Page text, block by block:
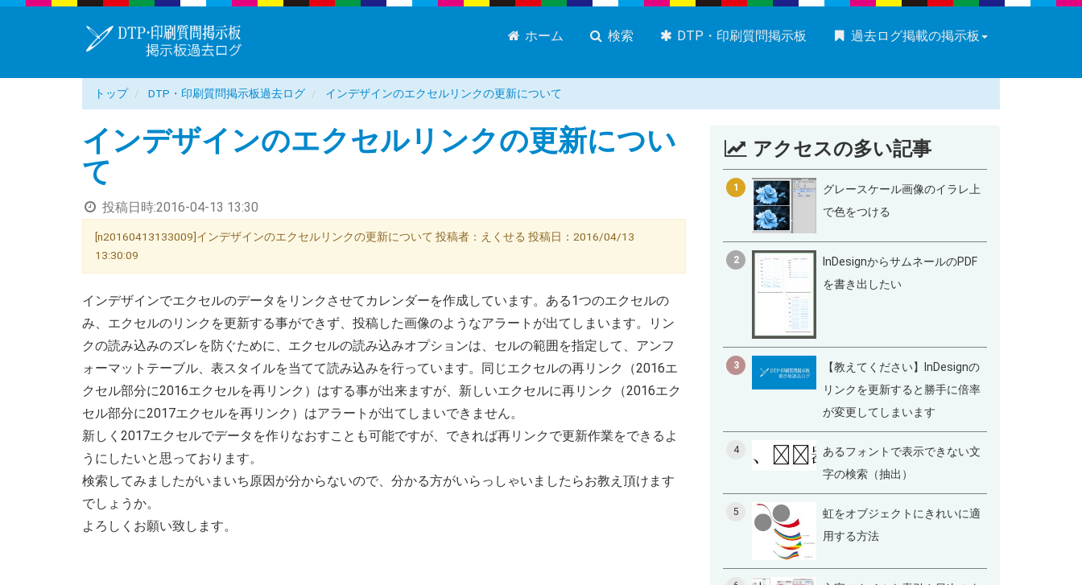
ホーム 検索 DTP・印刷質問掲示板 過去ログ掲載の掲示板
トップ DTP・印刷質問掲示板過去ログ インデザインのエクセルリンクの更新について
インデザインのエクセルリンクの更新につい
て
投稿日時:2016-04-13 13:30
[n20160413133009]インデザインのエクセルリンクの更新について 投稿者：えくせる 投稿日：2016/04/13
13:30:09
インデザインでエクセルのデータをリンクさせてカレンダーを作成しています。ある1つのエクセルの
み、エクセルのリンクを更新する事ができず、投稿した画像のようなアラートが出てしまいます。リン
クの読み込みのズレを防ぐために、エクセルの読み込みオプションは、セルの範囲を指定して、アンフ
ォーマットテーブル、表スタイルを当てて読み込みを行っています。同じエクセルの再リンク（2016エ
クセル部分に2016エクセルを再リンク）はする事が出来ますが、新しいエクセルに再リンク（2016エク
セル部分に2017エクセルを再リンク）はアラートが出てしまいできません。
新しく2017エクセルでデータを作りなおすことも可能ですが、できれば再リンクで更新作業をできるよ
うにしたいと思っております。
検索してみましたがいまいち原因が分からないので、分かる方がいらっしゃいましたらお教え頂けます
でしょうか。
よろしくお願い致します。
アクセスの多い記事
1
グレースケール画像のイラレ上
で色をつける
2
InDesignからサムネールのPDF
を書き出したい
3
【教えてください】InDesignの
リンクを更新すると勝手に倍率
が変更してしまいます
4
あるフォントで表示できない文
字の検索（抽出）
5
虹をオブジェクトにきれいに適
用する方法